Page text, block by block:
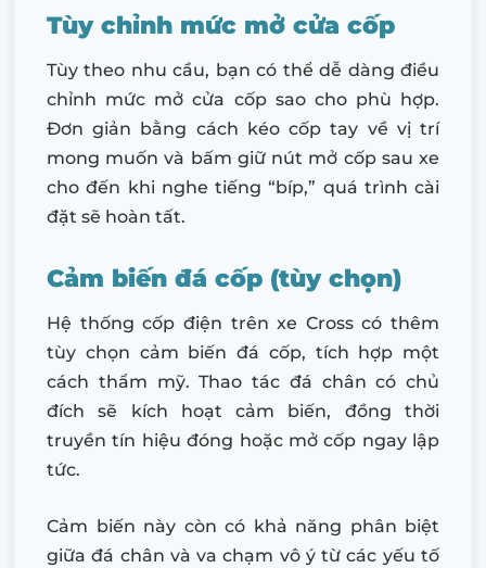
Tùy chỉnh mức mở cửa cốp
Tùy theo nhu cầu, bạn có thể dễ dàng điều
chỉnh mức mở cửa cốp sao cho phù hợp.
Đơn giản bằng cách kéo cốp tay về vị trí
mong muốn và bấm giữ nút mở cốp sau xe
cho đến khi nghe tiếng “bíp,” quá trình cài
đặt sẽ hoàn tất.
Cảm biến đá cốp (tùy chọn)
Hệ thống cốp điện trên xe Cross có thêm
tùy chọn cảm biến đá cốp, tích hợp một
cách thẩm mỹ. Thao tác đá chân có chủ
đích sẽ kích hoạt cảm biến, đồng thời
truyền tín hiệu đóng hoặc mở cốp ngay lập
tức.
Cảm biến này còn có khả năng phân biệt
giữa đá chân và va chạm vô ý từ các yếu tố